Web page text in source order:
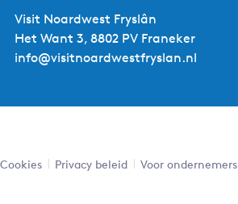
Visit Noardwest Fryslân
Het Want 3, 8802 PV Franeker
info@visitnoardwestfryslan.nl
Cookies Privacy beleid Voor ondernemers